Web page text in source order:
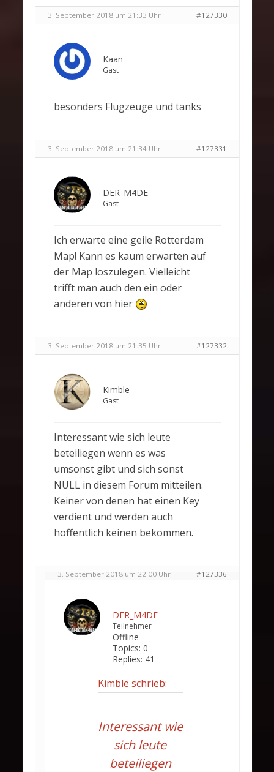
3. September 2018 um 21:33 Uhr #127330
Kaan
Gast
besonders Flugzeuge und tanks
3. September 2018 um 21:34 Uhr #127331
DER_M4DE
Gast
Ich erwarte eine geile Rotterdam
Map! Kann es kaum erwarten auf
der Map loszulegen. Vielleicht
trifft man auch den ein oder
anderen von hier
3. September 2018 um 21:35 Uhr #127332
Kimble
Gast
Interessant wie sich leute
beteiliegen wenn es was
umsonst gibt und sich sonst
NULL in diesem Forum mitteilen.
Keiner von denen hat einen Key
verdient und werden auch
hoffentlich keinen bekommen.
3. September 2018 um 22:00 Uhr #127336
DER_M4DE
Teilnehmer
Offline
Topics: 0
Replies: 41
Kimble schrieb:
Interessant wie
sich leute
beteiliegen